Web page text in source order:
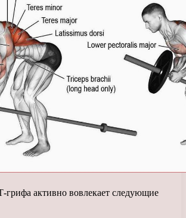
грифа активно вовлекает следующие